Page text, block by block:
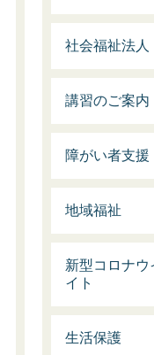
社会福祉法人
講習のご案内
障がい者支援
地域福祉
新型コロナ
イト
生活保護